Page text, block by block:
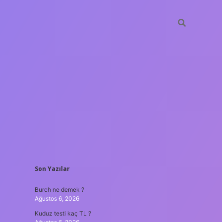
SIDEBAR
Son Yazılar
Burch ne demek ?
Ağustos 6, 2026
Kuduz testi kaç TL ?
bahis siteleriilbet giriş adresi